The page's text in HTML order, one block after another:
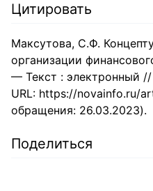
Цитировать
Максутова, С.Ф.
организации
— Текст : электронный
URL: https://novainfo.ru/
обращения: 26.03.2023).
Поделиться